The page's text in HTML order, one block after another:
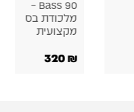
Bass 90 –
מלכודת בס
מקצועית
₪
320